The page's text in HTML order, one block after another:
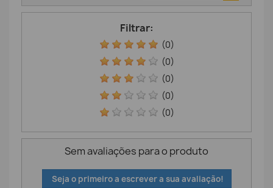
Filtrar:
(0)
(0)
(0)
(0)
(0)
Sem avaliações para o produto
Seja o primeiro a escrever a sua avaliação!